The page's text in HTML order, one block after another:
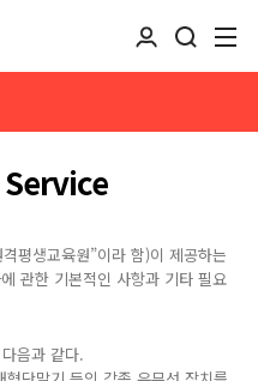
평생교육원”이라 함)이 제공하는
관한 기본적인 사항과 기타 필요
음과 같다.